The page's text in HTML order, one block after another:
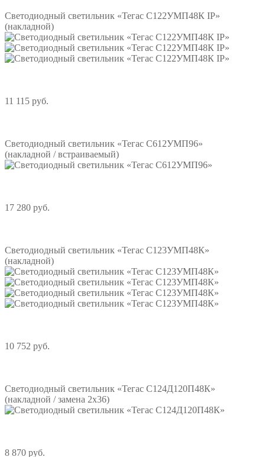
Светодиодный светильник «Тегас С122УМП48К IP»
(накладной)
11 115 руб.
Светодиодный светильник «Тегас С612УМП96»
(накладной / встраиваемый)
17 280 руб.
Светодиодный светильник «Тегас С123УМП48К»
(накладной)
10 752 руб.
Светодиодный светильник «Тегас С124Д120П48К»
(накладной / замена 2х36)
8 870 руб.